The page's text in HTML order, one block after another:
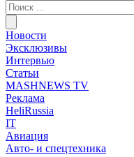
Новости
Эксклюзивы
Интервью
Статьи
MASHNEWS TV
Реклама
HeliRussia
IT
Авиация
Авто- и спецтехника